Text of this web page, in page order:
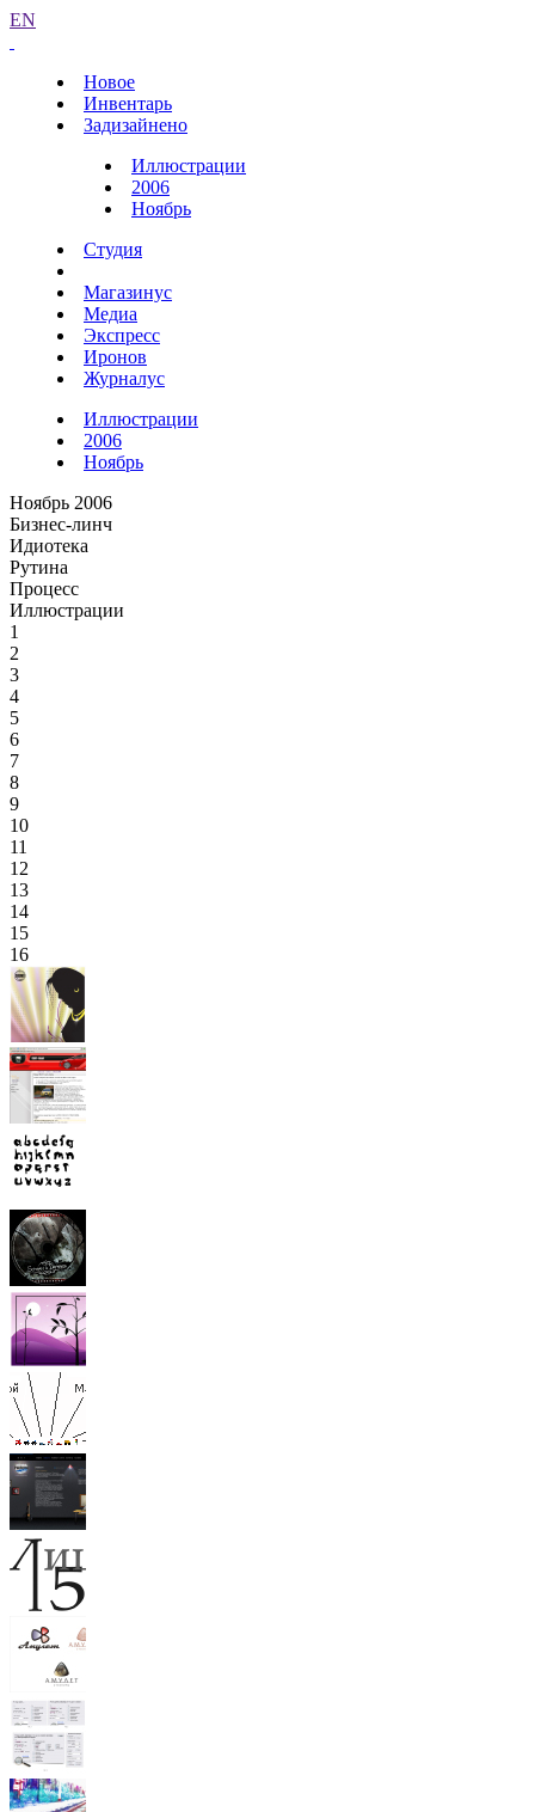
EN
Новое
Инвентарь
Задизайнено
Иллюстрации
2006
Ноябрь
Студия
Магазинус
Медиа
Экспресс
Иронов
Журналус
Иллюстрации
2006
Ноябрь
Ноябрь 2006
Бизнес-линч
Идиотека
Рутина
Процесс
Иллюстрации
1
2
3
4
5
6
7
8
9
10
11
12
13
14
15
16